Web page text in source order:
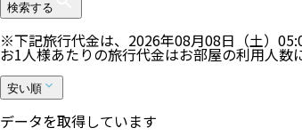
検索する
※下記旅行代金は、 2026年08月08日（土）
お1人様あたりの旅行代金はお部屋の利用人
安い順
データを取得しています